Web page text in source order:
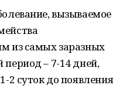
вызываемое
из самых заразных
– 7-14 дней,
2 суток до появления